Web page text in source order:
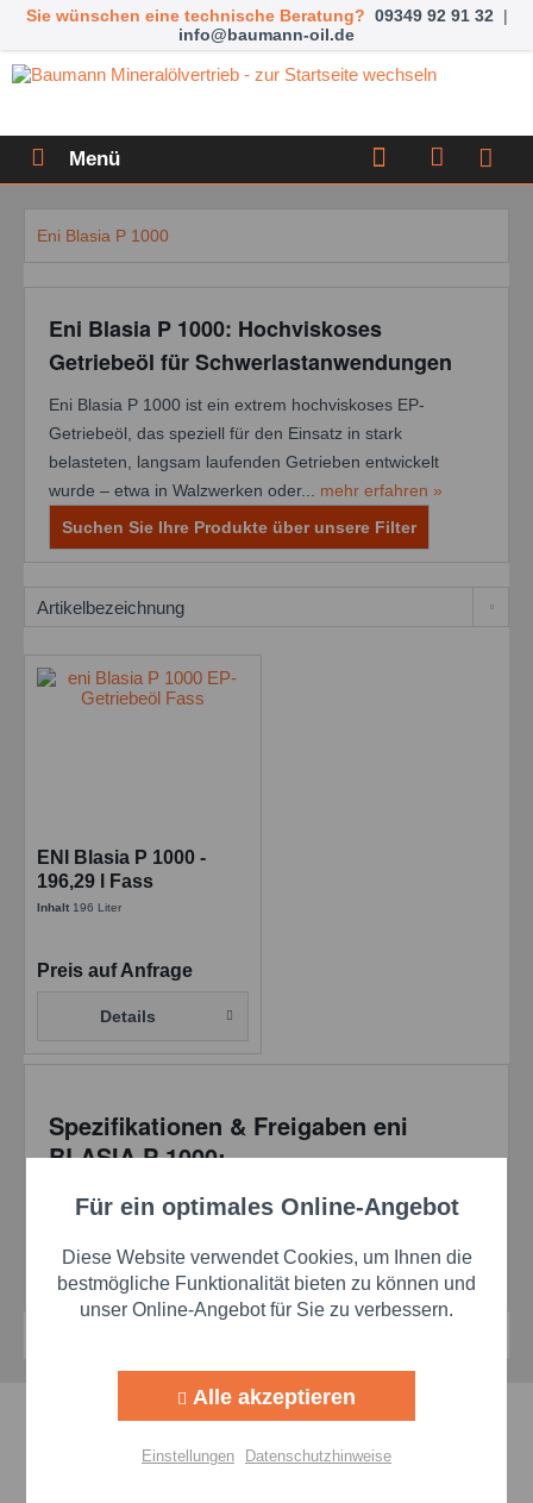
Sie wünschen eine technische Beratung? 09349 92 91 32 |
info@baumann-oil.de
Menü
Eni Blasia P 1000
Eni Blasia P 1000: Hochviskoses
Getriebeöl für Schwerlastanwendungen
Eni Blasia P 1000 ist ein extrem hochviskoses EP-
Getriebeöl, das speziell für den Einsatz in stark
belasteten, langsam laufenden Getrieben entwickelt
wurde – etwa in Walzwerken oder... mehr erfahren »
Suchen Sie Ihre Produkte über unsere Filter
ENI Blasia P 1000 -
196,29 l Fass
Inhalt 196 Liter
Preis auf Anfrage
Details
Spezifikationen & Freigaben eni
BLASIA P 1000:
DIN 51517-3 CLP
ANSI/AGMA 9005-E02 EP
David Brown S1.53.101 level
Schnelle Lieferzeiten
Funktionale Aktiv
Marketing Aktiv
Personalisierung Aktiv
Für ein optimales Online-Angebot
Diese Website verwendet Cookies, um Ihnen die
bestmögliche Funktionalität bieten zu können und
unser Online-Angebot für Sie zu verbessern.
Alle akzeptieren
Einstellungen Datenschutzhinweise